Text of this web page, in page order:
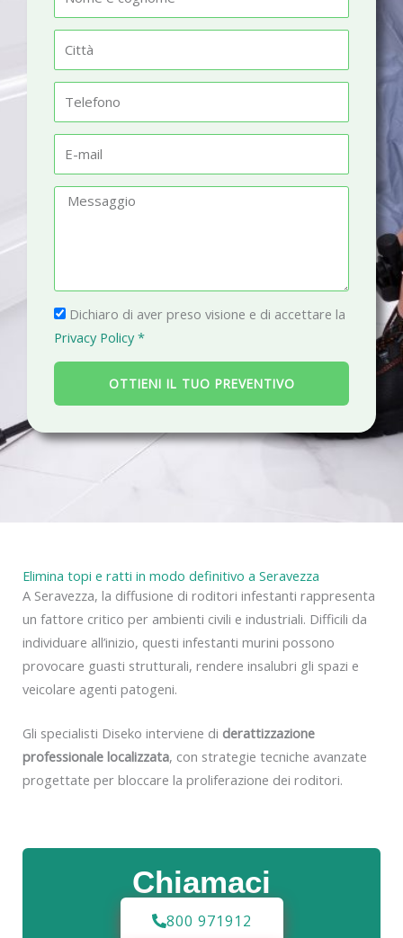
m
t
à
l
fm
a
g
g
i
P
r
i
a
c
Dichiaro di aver preso visione e di accettare la
Privacy Policy *
OTTIENI IL TUO PREVENTIVO
Chiamaci
800 971912
Elimina topi e ratti in modo definitivo a Seravezza
A Seravezza, la diffusione di roditori infestanti rappresenta
un fattore critico per ambienti civili e industriali. Difficili da
individuare all’inizio, questi infestanti murini possono
provocare guasti strutturali, rendere insalubri gli spazi e
veicolare agenti patogeni.
Gli specialisti Diseko interviene di derattizzazione
professionale localizzata, con strategie tecniche avanzate
progettate per bloccare la proliferazione dei roditori.